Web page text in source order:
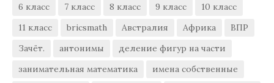
6 класс
7 класс 8 класс 9 класс
10 класс
11 класс
bricsmath Австралия Африка
ВПР
Зачёт.
антонимы
деление фигур на части
занимательная математика
имена собственные